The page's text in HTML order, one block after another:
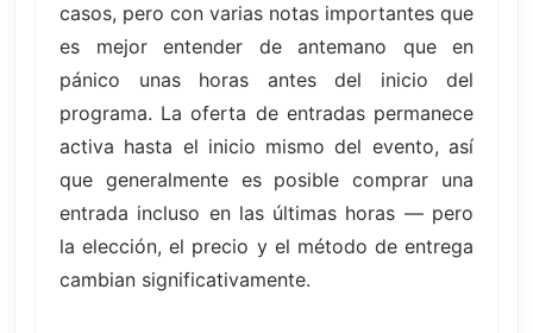
casos, pero con varias notas importantes que
es mejor entender de antemano que en
pánico unas horas antes del inicio del
programa. La oferta de entradas permanece
activa hasta el inicio mismo del evento, así
que generalmente es posible comprar una
entrada incluso en las últimas horas — pero
la elección, el precio y el método de entrega
cambian significativamente.